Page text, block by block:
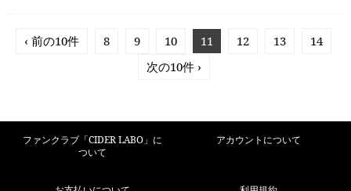
‹ 前の10件 8 9 10 11 12 13
14
次の10件 ›
ファンクラブ「CIDER LABO」に
ついて
アカウントについて